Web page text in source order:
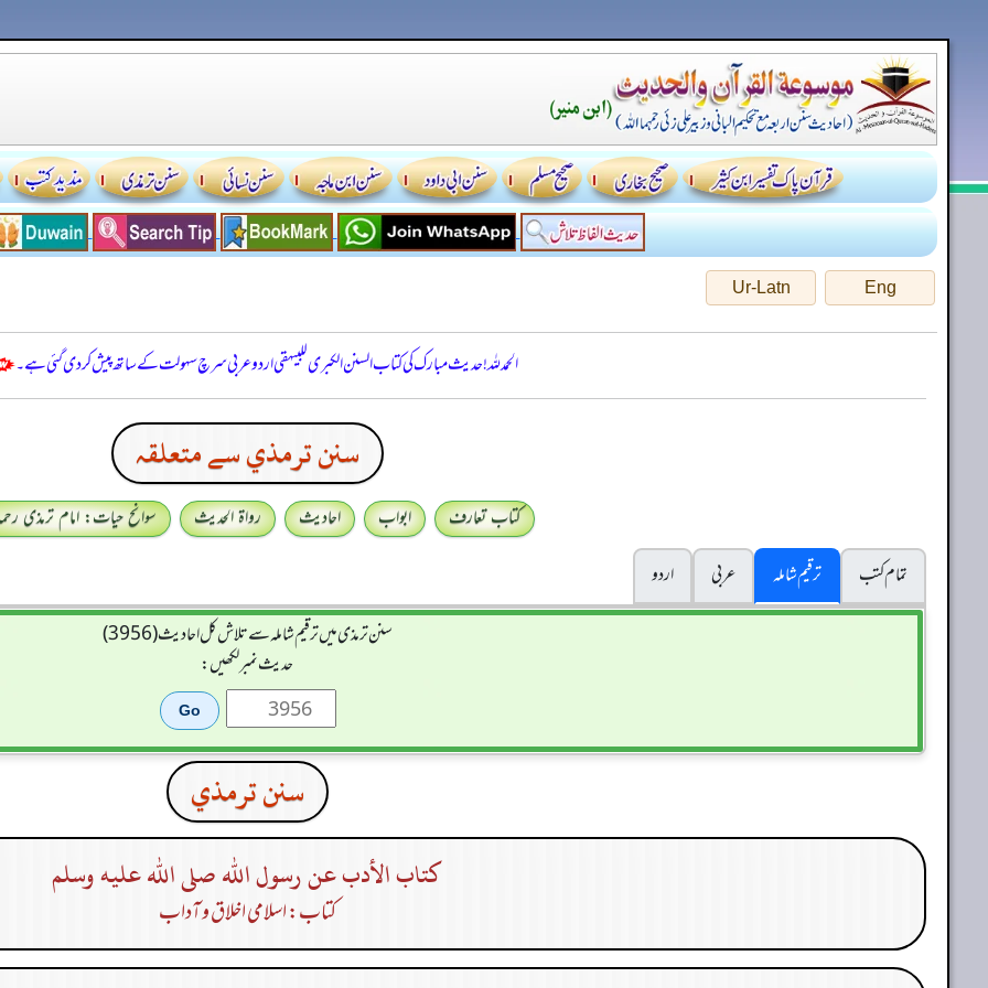
Eng
Ur-Latn
الحمدللہ! حدیث مبارک کی کتاب السنن الكبرى للبيهقي اردو عربی سرچ سہولت کے ساتھ پیش کر دی گئی ہے۔
سنن ترمذي سے متعلقہ
کتاب تعارف ابواب احادیث رواۃ الحدیث
سوانح حیات: امام ترمذی
تمام کتب
ترقیم شاملہ عربی
اردو
سنن ترمذی میں ترقیم شاملہ سے تلاش کل احادیث (3956)
حدیث نمبر لکھیں:
سنن ترمذي
كتاب الأدب عن رسول الله صلى الله عليه وسلم
کتاب: اسلامی اخلاق و آداب